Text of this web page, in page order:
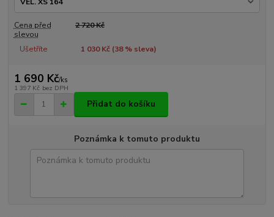
Cena před
slevou
2 720 Kč
Ušetříte 1 030 Kč (38% sleva)
1 690 Kč/ks
1 397 Kč bez DPH
Přidat do košíku
Poznámka k tomuto produktu